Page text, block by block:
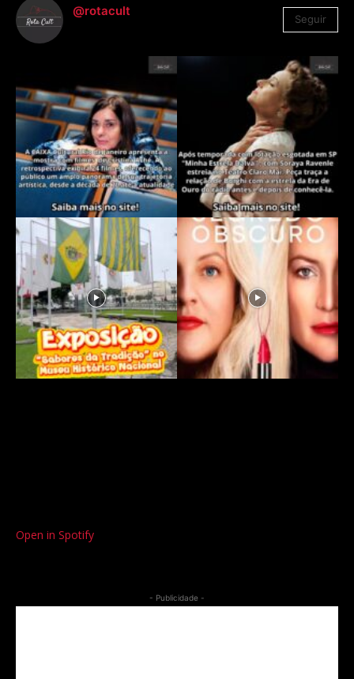
@rotacult
Seguir
Open in Spotify
- Publicidade -